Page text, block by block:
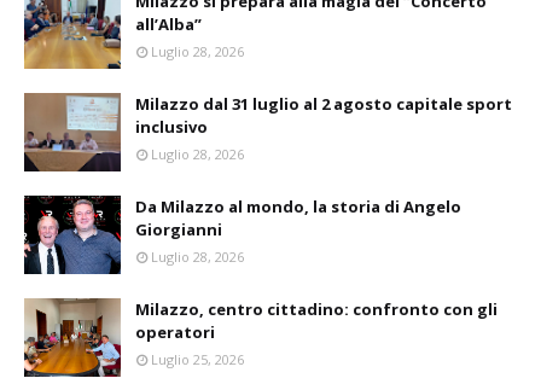
all’Alba”
Luglio 28, 2026
Milazzo dal 31 luglio al 2 agosto capitale sport
inclusivo
Luglio 28, 2026
Da Milazzo al mondo, la storia di Angelo
Giorgianni
Luglio 28, 2026
Milazzo, centro cittadino: confronto con gli
operatori
Luglio 25, 2026